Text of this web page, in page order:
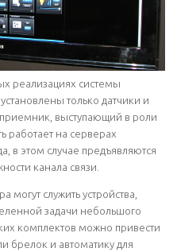
реализациях системы
только датчики и
выступающий в роли
работает на серверах
в этом случае предъявляются
канала связи.
служить устройства,
задачи небольшого
комплектов можно привести
брелок и автоматику для